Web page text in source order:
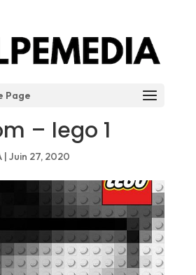
Page
– lego 1
| Juin 27, 2020